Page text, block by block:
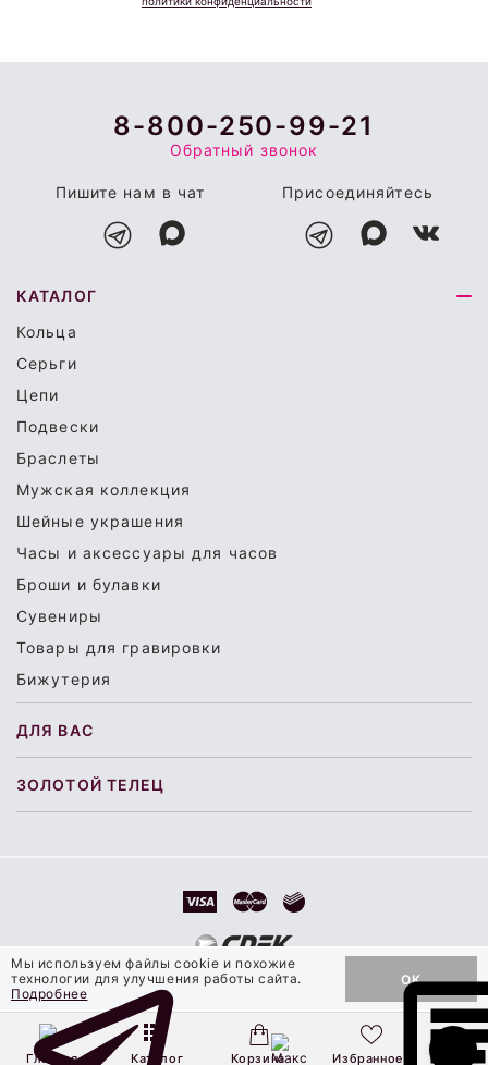
ДОБАВИТЬ В КОРЗИНУ
Мы используем файлы cookie и похожие
технологии для улучшения работы сайта.
Подробнее
OK
8-800-250-99-21
Обратный звонок
Пишите нам в чат Присоединяйтесь
КАТАЛОГ
Кольца
Серьги
Цепи
Подвески
Браслеты
Мужская коллекция
Шейные украшения
Часы и аксессуары для часов
Броши и булавки
Сувениры
Товары для гравировки
Бижутерия
ДЛЯ ВАС
ЗОЛОТОЙ ТЕЛЕЦ
© 2000 - 2026 Ювелирная компания «Золотой Телец»
Главная Каталог Корзина Избранное